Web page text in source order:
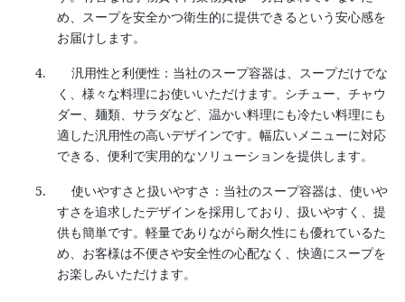
め、スープを安全かつ衛生的に提供できるという安心感を
お届けします。
4.
汎用性と利便性：当社のスープ容器は、スープだけでな
く、様々な料理にお使いいただけます。シチュー、チャウ
ダー、麺類、サラダなど、温かい料理にも冷たい料理にも
適した汎用性の高いデザインです。幅広いメニューに対応
できる、便利で実用的なソリューションを提供します。
5.
使いやすさと扱いやすさ：当社のスープ容器は、使いや
すさを追求したデザインを採用しており、扱いやすく、提
供も簡単です。軽量でありながら耐久性にも優れているた
め、お客様は不便さや安全性の心配なく、快適にスープを
お楽しみいただけます。